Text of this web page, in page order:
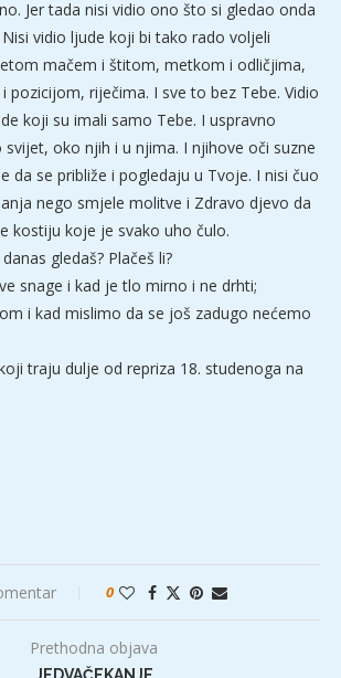
Jer tada nisi vidio ono što si gledao onda
vidio ljude koji bi tako rado voljeli
mačem i štitom, metkom i odličjima,
pozicijom, riječima. I sve to bez Tebe. Vidio
koji su imali samo Tebe. I uspravno
svijet, oko njih i u njima. I njihove oči suzne
da se približe i pogledaju u Tvoje. I nisi čuo
nego smjele molitve i Zdravo djevo da
kostiju koje je svako uho čulo.
gledaš? Plačeš li?
snage i kad je tlo mirno i ne drhti;
i kad mislimo da se još zadugo nećemo
traju dulje od repriza 18. studenoga na
0
Prethodna objava